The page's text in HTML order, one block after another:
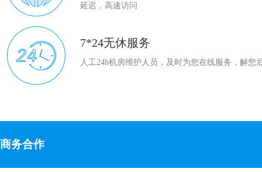
延迟，高速访问
7*24无休服务
人工24h机房维护人员，及时为您在线服务，解您
商务合作